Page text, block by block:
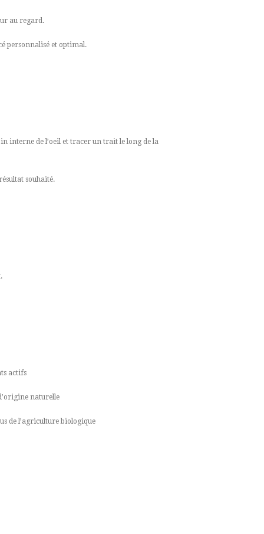
au regard.
personnalisé et optimal.
interne de l’oeil et tracer un trait le long de la
souhaité.
actifs
naturelle
de l’agriculture biologique